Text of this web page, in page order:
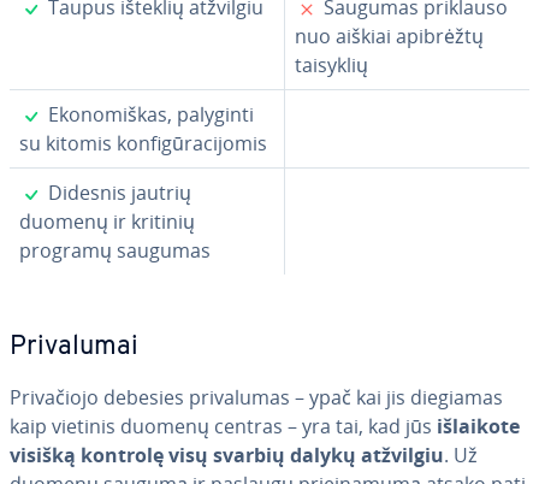
✓
Taupus išteklių atžvilgiu ✗
Saugumas priklauso
nuo aiškiai apibrėžtų
taisyklių
✓
Eko­no­miš­kas, palyginti
su kitomis kon­fi­gū­ra­ci­jo­mis
✓
Didesnis jautrių
duomenų ir kritinių
programų saugumas
Pri­va­lu­mai
Pri­va­čio­jo debesies pri­va­lu­mas – ypač kai jis diegiamas
kaip vietinis duomenų centras – yra tai, kad jūs išlaikote
visišką kontrolę visų svarbių dalykų atžvilgiu. Už